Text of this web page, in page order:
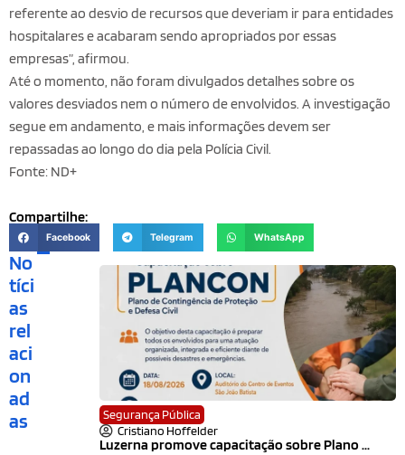
referente ao desvio de recursos que deveriam ir para entidades
hospitalares e acabaram sendo apropriados por essas
empresas”, afirmou.
Até o momento, não foram divulgados detalhes sobre os
valores desviados nem o número de envolvidos. A investigação
segue em andamento, e mais informações devem ser
repassadas ao longo do dia pela Polícia Civil.
Fonte: ND+
Compartilhe:
Facebook Telegram WhatsApp
No
tíci
as
rel
aci
on
ad
as
Segurança Pública
Cristiano Hoffelder
Luzerna promove capacitação sobre Plano ...